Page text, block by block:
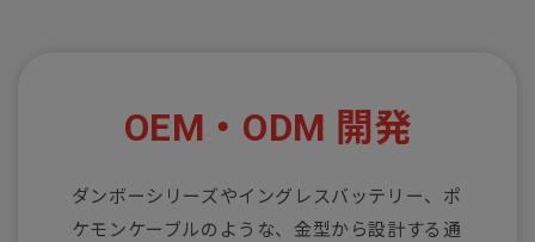
OEM・ODM 開発
ダンボーシリーズやイングレスバッテリー、ポ
ケモンケーブルのような、金型から設計する通